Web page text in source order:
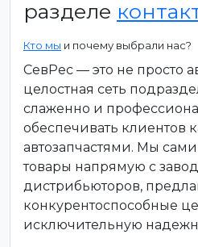
разделе
Кто мы и почему выбрали нас?
СевРес — это не просто
целостная сеть
слаженно и
обеспечивать клиентов
автозапчастями. Мы
товары напрямую с
дистрибьюторов,
конкурентоспособные
исключительную